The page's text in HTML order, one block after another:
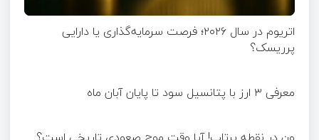
اتریوم در سال ۲۰۲۶؛ فرصت سرمایه‌گذاری یا دارایی
پرریسک؟
معرفی ۳ ارز با پتانسیل سود تا پایان آبان ماه